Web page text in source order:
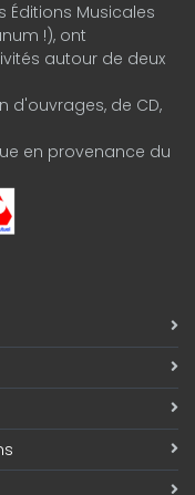
Éditions Musicales
!), ont
autour de deux
d'ouvrages, de CD,
en provenance du